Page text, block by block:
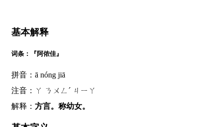
基本解释
词条：『阿侬佳』
拼音：ā nóng jiā
注音：ㄚ ㄋㄨㄥˊ ㄐㄧㄚ
解释： 方言。称幼女。